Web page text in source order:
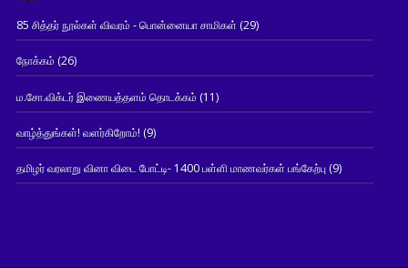
85 சித்தர் நூல்கள் விவரம் - பொன்னையா சாமிகள் (29)
நோக்கம் (26)
ம.சோ.விக்டர் இணையத்தளம் தொடக்கம் (11)
வாழ்த்துங்கள்! வளர்கிறோம்! (9)
தமிழர் வரலாறு வினா விடை போட்டி- 1400 பள்ளி மாணவர்கள் பங்கேற்பு(9)